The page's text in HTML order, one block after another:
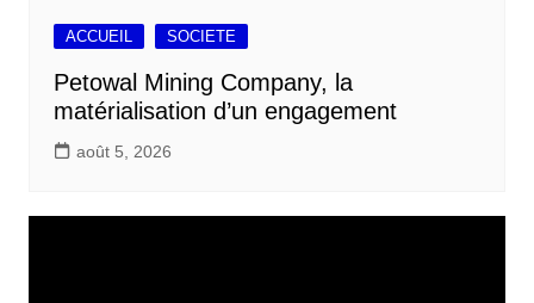
ACCUEIL SOCIETE
Petowal Mining Company, la
matérialisation d’un engagement
août 5, 2026